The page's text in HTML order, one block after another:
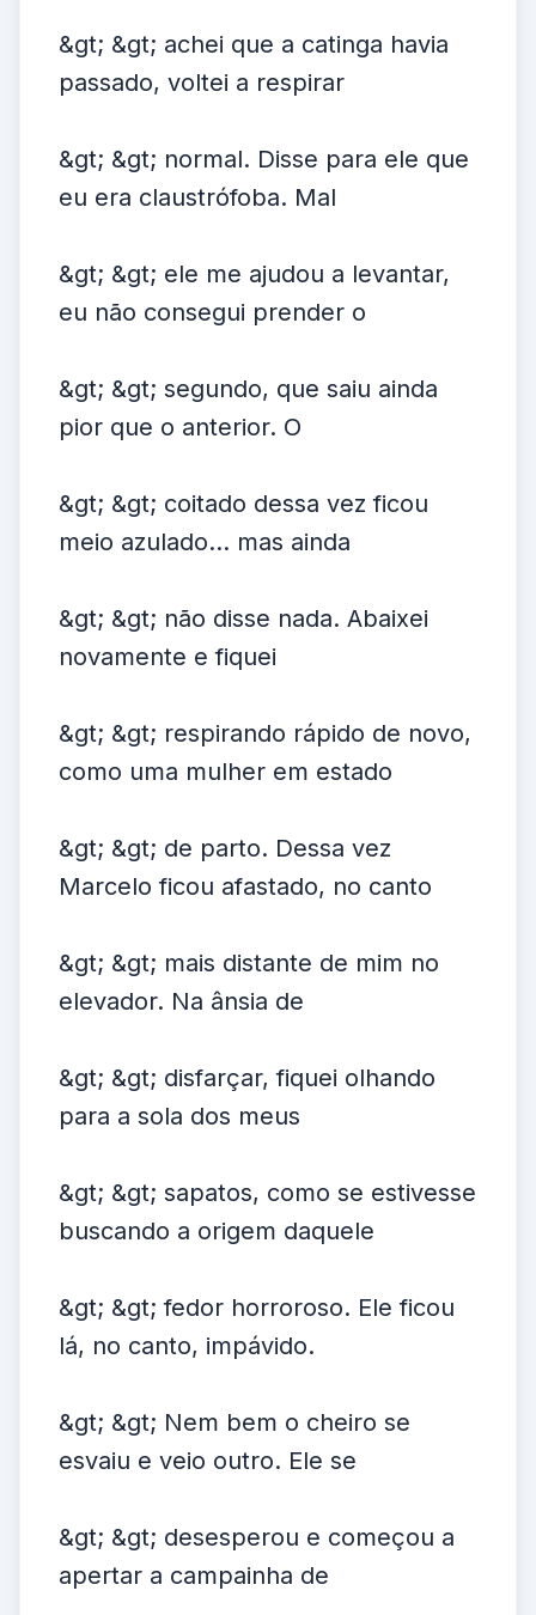
&gt; &gt; achei que a catinga havia
passado, voltei a respirar
&gt; &gt; normal. Disse para ele que
eu era claustrófoba. Mal
&gt; &gt; ele me ajudou a levantar,
eu não consegui prender o
&gt; &gt; segundo, que saiu ainda
pior que o anterior. O
&gt; &gt; coitado dessa vez ficou
meio azulado... mas ainda
&gt; &gt; não disse nada. Abaixei
novamente e fiquei
&gt; &gt; respirando rápido de novo,
como uma mulher em estado
&gt; &gt; de parto. Dessa vez
Marcelo ficou afastado, no canto
&gt; &gt; mais distante de mim no
elevador. Na ânsia de
&gt; &gt; disfarçar, fiquei olhando
para a sola dos meus
&gt; &gt; sapatos, como se estivesse
buscando a origem daquele
&gt; &gt; fedor horroroso. Ele ficou
lá, no canto, impávido.
&gt; &gt; Nem bem o cheiro se
esvaiu e veio outro. Ele se
&gt; &gt; desesperou e começou a
apertar a campainha de